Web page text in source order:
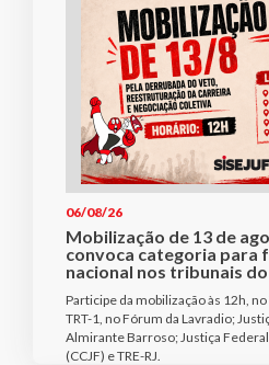
06/08/26
Mobilização de 13 de
convoca categoria para
nacional nos tribunais do
Participe da mobilização às 12h,
TRT-1, no Fórum da Lavradio;
Almirante Barroso; Justiça
(CCJF) e TRE-RJ.